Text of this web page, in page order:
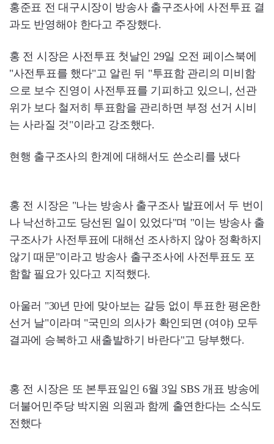
홍준표 전 대구시장이 방송사 출구조사에 사전투표 결
과도 반영해야 한다고 주장했다.
홍 전 시장은 사전투표 첫날인 29일 오전 페이스북에
"사전투표를 했다"고 알린 뒤 "투표함 관리의 미비함
으로 보수 진영이 사전투표를 기피하고 있으니, 선관
위가 보다 철저히 투표함을 관리하면 부정 선거 시비
는 사라질 것"이라고 강조했다.
현행 출구조사의 한계에 대해서도 쓴소리를 냈다
홍 전 시장은 "나는 방송사 출구조사 발표에서 두 번이
나 낙선하고도 당선된 일이 있었다"며 "이는 방송사 출
구조사가 사전투표에 대해선 조사하지 않아 정확하지
않기 때문"이라고 방송사 출구조사에 사전투표도 포
함할 필요가 있다고 지적했다.
아울러 "30년 만에 맞아보는 갈등 없이 투표한 평온한
선거 날"이라며 "국민의 의사가 확인되면 (여야) 모두
결과에 승복하고 새출발하기 바란다"고 당부했다.
홍 전 시장은 또 본투표일인 6월 3일 SBS 개표 방송에
더불어민주당 박지원 의원과 함께 출연한다는 소식도
전했다